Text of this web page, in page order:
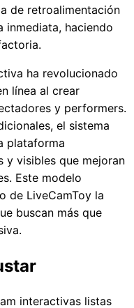
de retroalimentación
inmediata, haciendo
ha revolucionado
línea al crear
y performers.
el sistema
plataforma
y visibles que mejoran
Este modelo
de LiveCamToy la
buscan más que
interactivas listas